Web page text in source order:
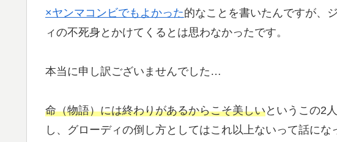
×ヤンマコンビでもよかった的なことを書いたんですが、
ィの不死身とかけてくるとは思わなかったです。
本当に申し訳ございませんでした…
命（物語）には終わりがあるからこそ美しいというこの2
し、グローディの倒し方としてはこれ以上ないって話にな